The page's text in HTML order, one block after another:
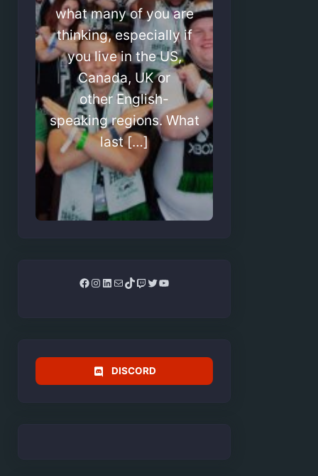
what many of you are
thinking, especially if
you live in the US,
Canada, UK or
other English-
speaking regions. What
last […]
Facebook
Instagram
LinkedIn
MailTikTok
Twitch
Twitter
YouTube
DISCORD